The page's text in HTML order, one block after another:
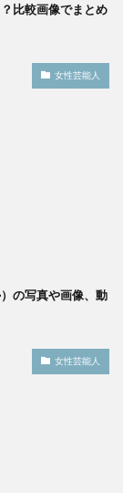
比較画像でまとめ
女性芸能人
の写真や画像、動
女性芸能人